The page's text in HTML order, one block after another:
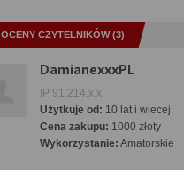
OCENY CZYTELNIKÓW (3)
DamianexxxPL
IP 91.214.x.x
Użytkuje od: 10 lat i wiecej
Cena zakupu: 1000 złoty
Wykorzystanie: Amatorskie